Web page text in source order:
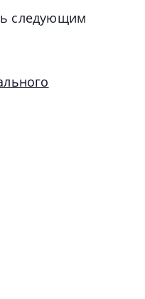
следующим